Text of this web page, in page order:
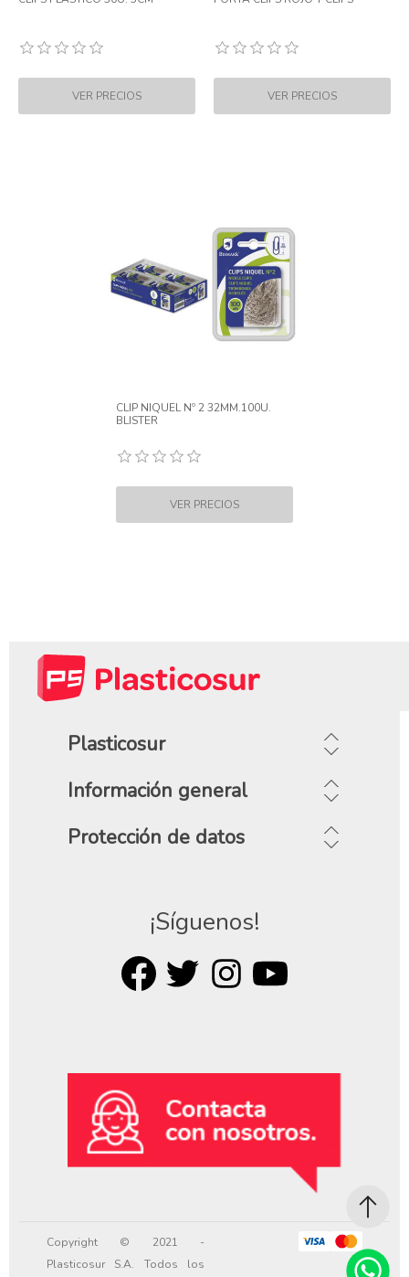
CLIP NIQUEL Nº 2 32MM.100U.
BLISTER
Plasticosur
Información general
Protección de datos
¡Síguenos!
Copyright © 2021 -
Plasticosur S.A. Todos los